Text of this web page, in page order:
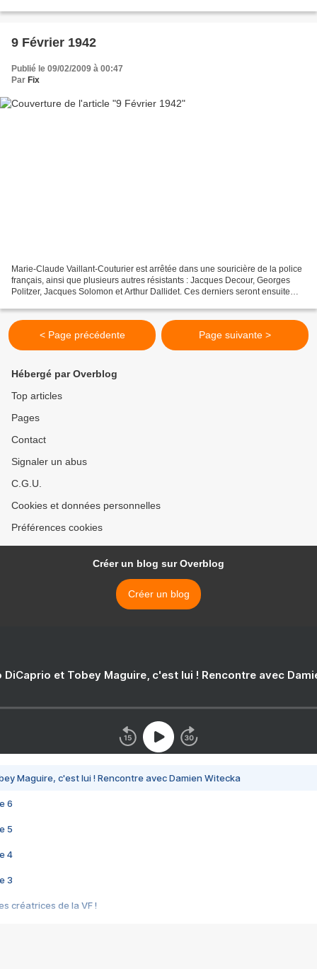
9 Février 1942
Publié le 09/02/2009 à 00:47
Par Fix
Marie-Claude Vaillant-Couturier est arrêtée dans une souricière de la police
français, ainsi que plusieurs autres résistants : Jacques Decour, Georges
Politzer, Jacques Solomon et Arthur Dallidet. Ces derniers seront ensuite
< Page précédente Page suivante >
Hébergé par Overblog
Top articles
Pages
Contact
Signaler un abus
C.G.U.
Cookies et données personnelles
Préférences cookies
Créer un blog sur Overblog
Créer un blog
DiCaprio et Tobey Maguire, c'est lui ! Rencontre avec
Maguire, c'est lui ! Rencontre avec Damien Witecka
6
5
4
3
créatrices de la VF !